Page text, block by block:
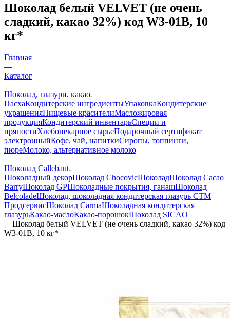
Шоколад белый VELVET (не очень
сладкий, какао 32%) код W3-01B, 10
кг*
Главная
—
Каталог
—
Шоколад, глазури, какао
ПасхаКондитерские ингредиентыУпаковкаКондитерские
украшенияПищевые красителиМасложировая
продукцияКондитерский инвентарьСпеции и
пряностиХлебопекарное сырьеПодарочный сертификат
электронныйКофе, чай, напиткиСиропы, топпинги,
пюреМолоко, альтернативное молоко
—
Шоколад Callebaut
Шоколадный декорШоколад ChocovicШоколадШоколад Cacao
BarryШоколад GPШоколадные покрытия, ганашШоколад
BelcoladeШоколад, шоколадная кондитерская глазурь СТМ
ПродсервисШоколад CarmaШоколадная кондитерская
глазурьКакао-маслоКакао-порошокШоколад SICAO
—Шоколад белый VELVET (не очень сладкий, какао 32%) код
W3-01B, 10 кг*